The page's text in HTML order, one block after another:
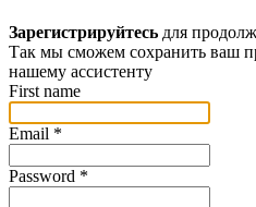
Зарегистрируйтесь для
Так мы сможем сохранить ваш
нашему ассистенту
First name
Email *
Password *